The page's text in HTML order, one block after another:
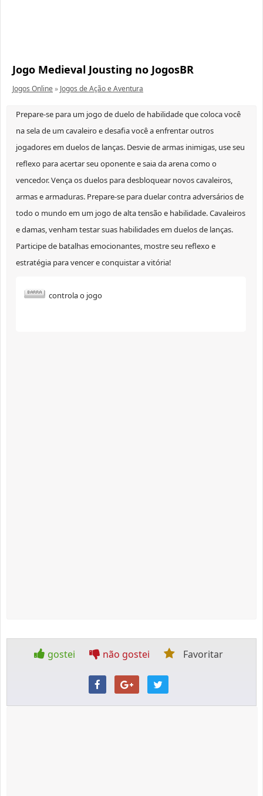
Jogo Medieval Jousting no JogosBR
Jogos Online» Jogos de Ação e Aventura
Prepare-se para um jogo de duelo de habilidade que coloca você
na sela de um cavaleiro e desafia você a enfrentar outros
jogadores em duelos de lanças. Desvie de armas inimigas, use seu
reflexo para acertar seu oponente e saia da arena como o
vencedor. Vença os duelos para desbloquear novos cavaleiros,
armas e armaduras. Prepare-se para duelar contra adversários de
todo o mundo em um jogo de alta tensão e habilidade. Cavaleiros
e damas, venham testar suas habilidades em duelos de lanças.
Participe de batalhas emocionantes, mostre seu reflexo e
estratégia para vencer e conquistar a vitória!
controla o jogo
gostei não gostei Favoritar